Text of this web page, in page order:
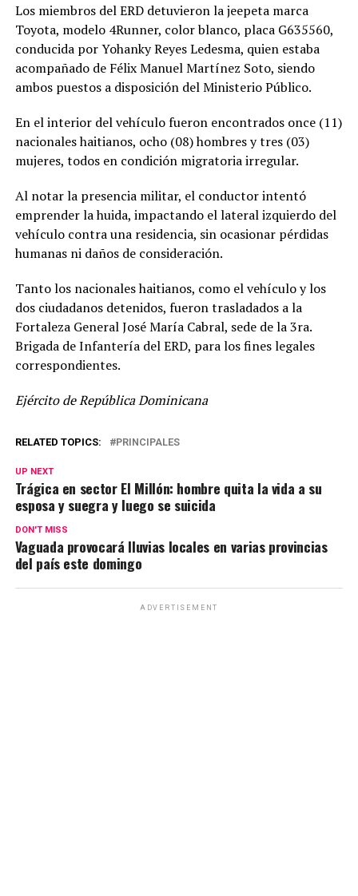
Los miembros del ERD detuvieron la jeepeta marca
Toyota, modelo 4Runner, color blanco, placa G635560,
conducida por Yohanky Reyes Ledesma, quien estaba
acompañado de Félix Manuel Martínez Soto, siendo
ambos puestos a disposición del Ministerio Público.
En el interior del vehículo fueron encontrados once (11)
nacionales haitianos, ocho (08) hombres y tres (03)
mujeres, todos en condición migratoria irregular.
Al notar la presencia militar, el conductor intentó
emprender la huida, impactando el lateral izquierdo del
vehículo contra una residencia, sin ocasionar pérdidas
humanas ni daños de consideración.
Tanto los nacionales haitianos, como el vehículo y los
dos ciudadanos detenidos, fueron trasladados a la
Fortaleza General José María Cabral, sede de la 3ra.
Brigada de Infantería del ERD, para los fines legales
correspondientes.
Ejército de República Dominicana
RELATED TOPICS: PRINCIPALES
UP NEXT
Trágica en sector El Millón: hombre quita la vida a su
esposa y suegra y luego se suicida
DON'T MISS
Vaguada provocará lluvias locales en varias provincias
del país este domingo
ADVERTISEMENT